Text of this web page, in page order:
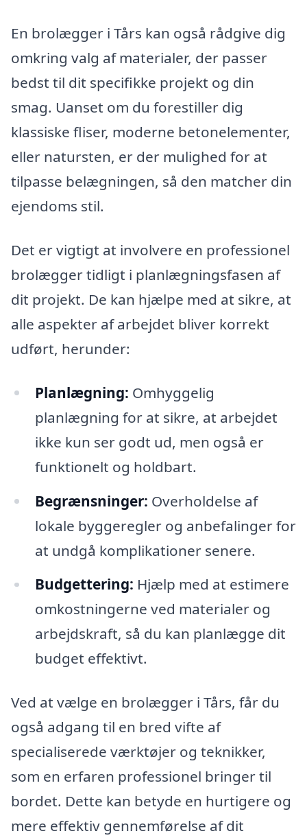
En brolægger i Tårs kan også rådgive dig
omkring valg af materialer, der passer
bedst til dit specifikke projekt og din
smag. Uanset om du forestiller dig
klassiske fliser, moderne betonelementer,
eller natursten, er der mulighed for at
tilpasse belægningen, så den matcher din
ejendoms stil.
Det er vigtigt at involvere en professionel
brolægger tidligt i planlægningsfasen af
dit projekt. De kan hjælpe med at sikre, at
alle aspekter af arbejdet bliver korrekt
udført, herunder:
Planlægning: Omhyggelig
planlægning for at sikre, at arbejdet
ikke kun ser godt ud, men også er
funktionelt og holdbart.
Begrænsninger: Overholdelse af
lokale byggeregler og anbefalinger for
at undgå komplikationer senere.
Budgettering: Hjælp med at estimere
omkostningerne ved materialer og
arbejdskraft, så du kan planlægge dit
budget effektivt.
Ved at vælge en brolægger i Tårs, får du
også adgang til en bred vifte af
specialiserede værktøjer og teknikker,
som en erfaren professionel bringer til
bordet. Dette kan betyde en hurtigere og
mere effektiv gennemførelse af dit